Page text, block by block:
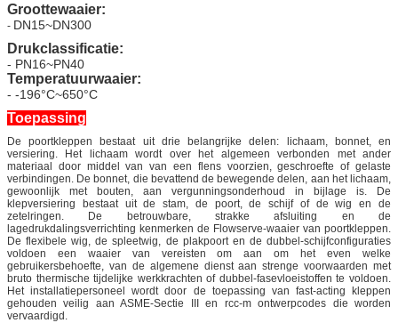
Groottewaaier:
- DN15~DN300
Drukclassificatie:
- PN16~PN40
Temperatuurwaaier:
- -196°C~650°C
Toepassing
De poortkleppen bestaat uit drie belangrijke delen: lichaam, bonnet, en
versiering. Het lichaam wordt over het algemeen verbonden met ander
materiaal door middel van van een flens voorzien, geschroefte of gelaste
verbindingen. De bonnet, die bevattend de bewegende delen, aan het lichaam,
gewoonlijk met bouten, aan vergunningsonderhoud in bijlage is. De
klepversiering bestaat uit de stam, de poort, de schijf of de wig en de
zetelringen. De betrouwbare, strakke afsluiting en de
lagedrukdalingsverrichting kenmerken de Flowserve-waaier van poortkleppen.
De flexibele wig, de spleetwig, de plakpoort en de dubbel-schijfconfiguraties
voldoen een waaier van vereisten om aan om het even welke
gebruikersbehoefte, van de algemene dienst aan strenge voorwaarden met
bruto thermische tijdelijke werkkrachten of dubbel-fasevloeistoffen te voldoen.
Het installatiepersoneel wordt door de toepassing van fast-acting kleppen
gehouden veilig aan ASME-Sectie III en rcc-m ontwerpcodes die worden
vervaardigd.